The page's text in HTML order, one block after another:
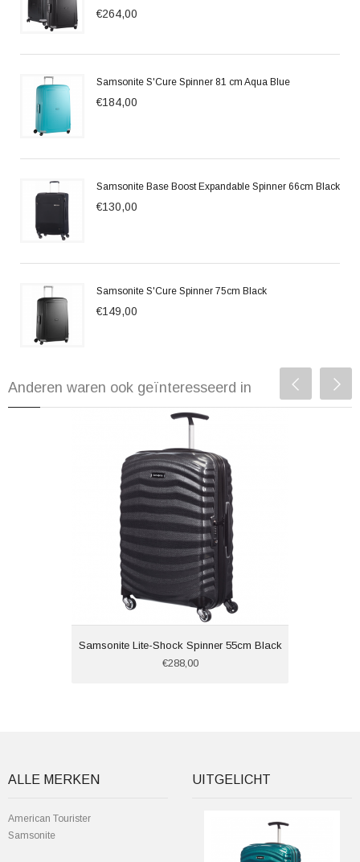
€264,00
Samsonite S'Cure Spinner 81 cm Aqua Blue
€184,00
Samsonite Base Boost Expandable Spinner 66cm Black
€130,00
Samsonite S'Cure Spinner 75cm Black
€149,00
Anderen waren ook geïnteresseerd in
Samsonite Lite-Shock Spinner 55cm Black
€288,00
ALLE MERKEN
American Tourister
Samsonite
UITGELICHT